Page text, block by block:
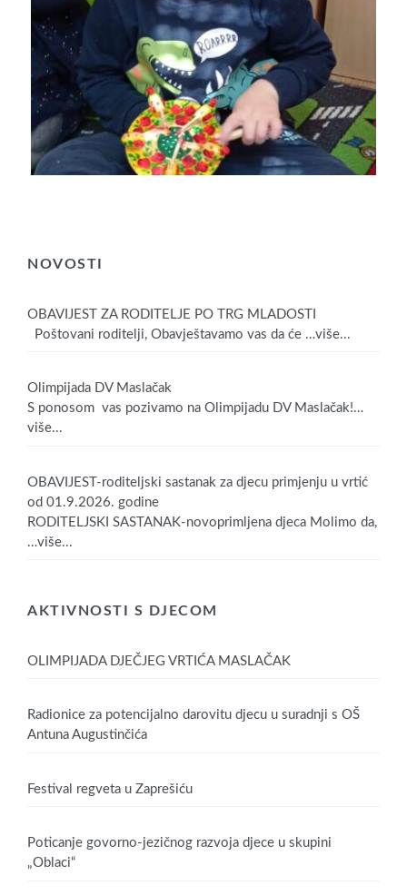
NOVOSTI
OBAVIJEST ZA RODITELJE PO TRG MLADOSTI
Poštovani roditelji, Obavještavamo vas da će …više...
Olimpijada DV Maslačak
S ponosom vas pozivamo na Olimpijadu DV Maslačak!…
više...
OBAVIJEST-roditeljski sastanak za djecu primjenju u vrtić
od 01.9.2026. godine
RODITELJSKI SASTANAK-novoprimljena djeca Molimo da,
…više...
AKTIVNOSTI S DJECOM
OLIMPIJADA DJEČJEG VRTIĆA MASLAČAK
Radionice za potencijalno darovitu djecu u suradnji s OŠ
Antuna Augustinčića
Festival regveta u Zaprešiću
Poticanje govorno-jezičnog razvoja djece u skupini
„Oblaci“